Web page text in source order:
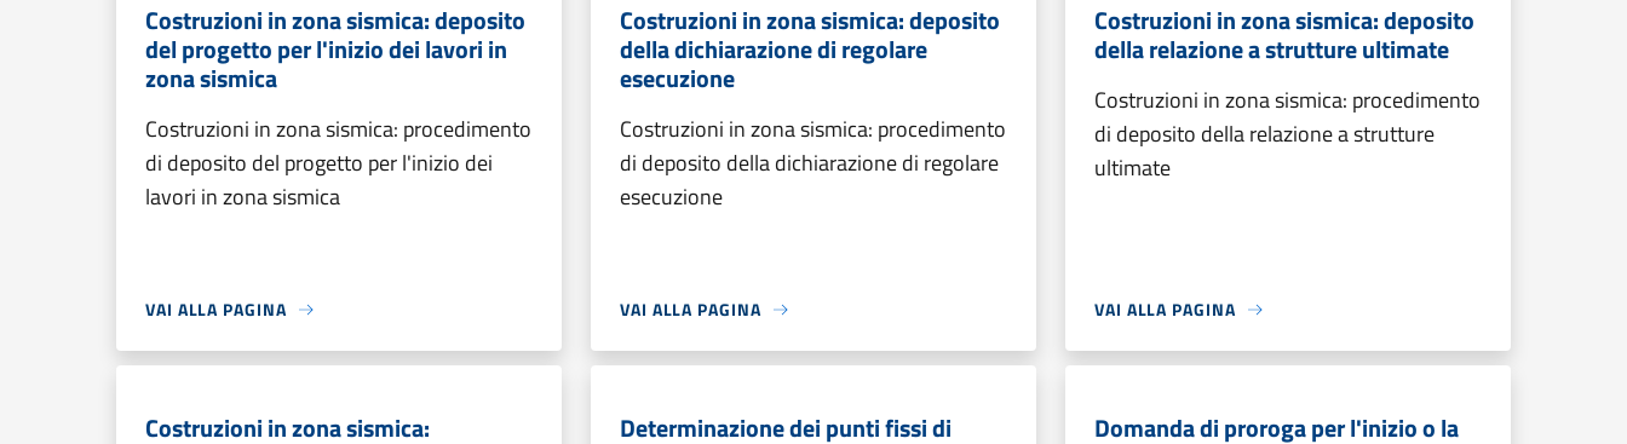
Costruzioni in zona sismica: deposito
del progetto per l'inizio dei lavori in
zona sismica
Costruzioni in zona sismica: procedimento
di deposito del progetto per l'inizio dei
lavori in zona sismica
VAI ALLA PAGINA
Costruzioni in zona sismica: deposito
della dichiarazione di regolare
esecuzione
Costruzioni in zona sismica: procedimento
di deposito della dichiarazione di regolare
esecuzione
VAI ALLA PAGINA
Costruzioni in zona sismica: deposito
della relazione a strutture ultimate
Costruzioni in zona sismica: procedimento
di deposito della relazione a strutture
ultimate
VAI ALLA PAGINA
Costruzioni in zona sismica: Determinazione dei punti fissi di Domanda di proroga per l'inizio o la